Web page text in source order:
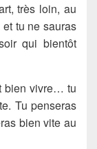
très loin, au
tu ne sauras
qui bientôt
bien vivre… tu
Tu penseras
bien vite au